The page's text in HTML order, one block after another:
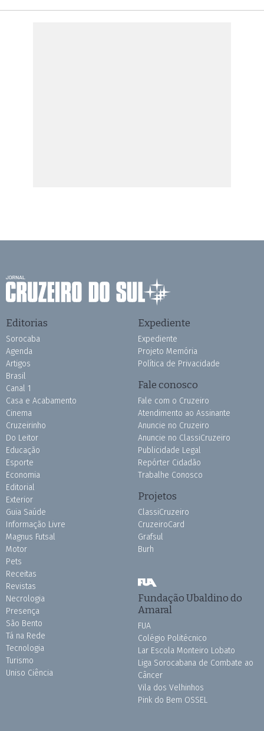
Editorias
Sorocaba
Agenda
Artigos
Brasil
Canal 1
Casa e Acabamento
Cinema
Cruzeirinho
Do Leitor
Educação
Esporte
Economia
Editorial
Exterior
Guia Saúde
Informação Livre
Magnus Futsal
Motor
Pets
Receitas
Revistas
Necrologia
Presença
São Bento
Tá na Rede
Tecnologia
Turismo
Uniso Ciência
Expediente
Expediente
Projeto Memória
Política de Privacidade
Fale conosco
Fale com o Cruzeiro
Atendimento ao Assinante
Anuncie no Cruzeiro
Anuncie no ClassiCruzeiro
Publicidade Legal
Repórter Cidadão
Trabalhe Conosco
Projetos
ClassiCruzeiro
CruzeiroCard
Grafsul
Burh
Fundação Ubaldino do
Amaral
FUA
Colégio Politécnico
Lar Escola Monteiro Lobato
Liga Sorocabana de Combate ao
Câncer
Vila dos Velhinhos
Pink do Bem OSSEL